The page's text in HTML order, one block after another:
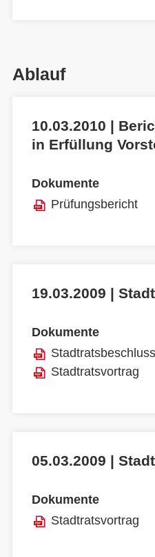
Ablauf
10.03.2010 |
in Erfüllung
Dokumente
Prüfungsbericht
19.03.2009 |
Dokumente
Stadtratsbeschluss
Stadtratsvortrag
05.03.2009 |
Dokumente
Stadtratsvortrag